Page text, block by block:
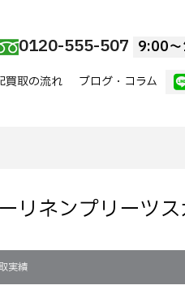
0120-555-507 9:00
買取の流れ ブログ・コラム
リネンプリーツ
実績